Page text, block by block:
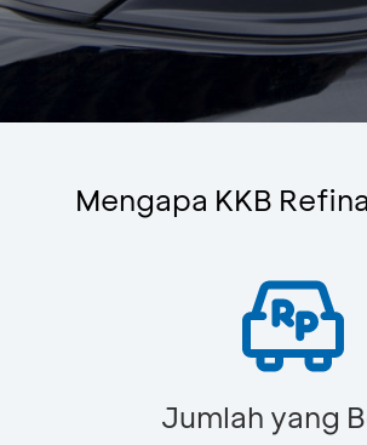
Mengapa KKB
Jumlah yang